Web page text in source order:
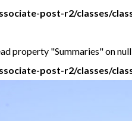
post-r2/classes/
property "Summaries" on
post-r2/classes/